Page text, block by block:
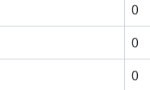
0
0
0